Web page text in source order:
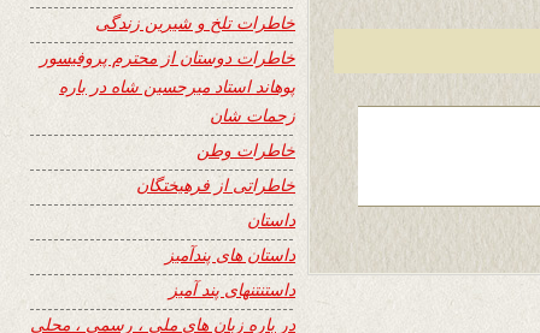
خاطرات تلخ و شیرین زندگی
خاطرات دوستان از محترم پروفیسور
پوهاند استاد میرحسین شاه در باره
زحمات شان
خاطرات وطن
خاطراتی از فرهیختگان
داستان
داستان های پندآمیز
داستنتنهای پند آمیز
در باره زبان های ملی ، رسمی ، محلی